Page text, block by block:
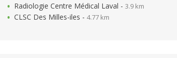
Radiologie Centre Médical Laval - 3.9 km
CLSC Des Milles-iles - 4.77 km